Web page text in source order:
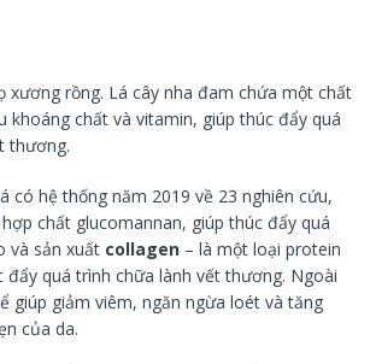
xương rồng. Lá cây nha đam chứa một chất
khoáng chất và vitamin, giúp thúc đẩy quá
thương.
có hệ thống năm 2019 về 23 nghiên cứu,
chất glucomannan, giúp thúc đẩy quá
và sản xuất collagen – là một loại protein
đẩy quá trình chữa lành vết thương. Ngoài
giúp giảm viêm, ngăn ngừa loét và tăng
của da.